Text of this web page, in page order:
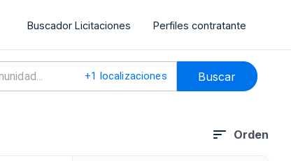
Buscador Licitaciones Perfiles contratante
+1 localizaciones Buscar
Orden